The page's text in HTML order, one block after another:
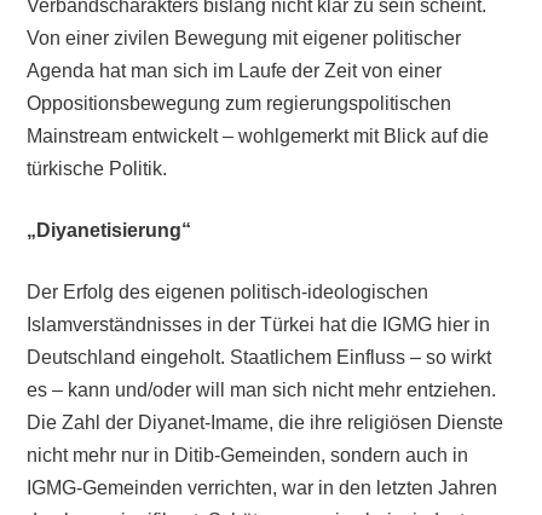
Verbandscharakters bislang nicht klar zu sein scheint.
Von einer zivilen Bewegung mit eigener politischer
Agenda hat man sich im Laufe der Zeit von einer
Oppositionsbewegung zum regierungspolitischen
Mainstream entwickelt – wohlgemerkt mit Blick auf die
türkische Politik.
„Diyanetisierung“
Der Erfolg des eigenen politisch-ideologischen
Islamverständnisses in der Türkei hat die IGMG hier in
Deutschland eingeholt. Staatlichem Einfluss – so wirkt
es – kann und/oder will man sich nicht mehr entziehen.
Die Zahl der Diyanet-Imame, die ihre religiösen Dienste
nicht mehr nur in Ditib-Gemeinden, sondern auch in
IGMG-Gemeinden verrichten, war in den letzten Jahren